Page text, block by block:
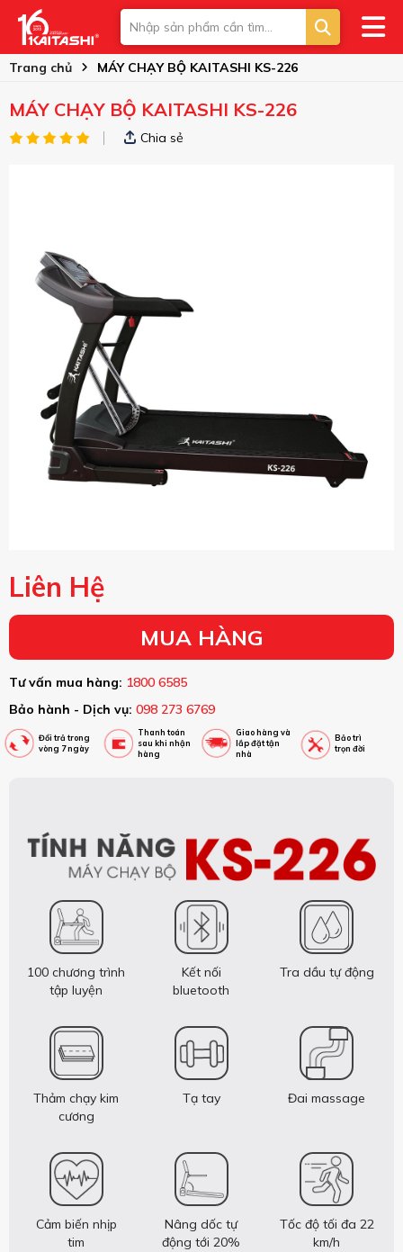
Trang chủ MÁY CHẠY BỘ KAITASHI KS-226
MÁY CHẠY BỘ KAITASHI KS-226
Chia sẻ
Liên Hệ
MUA HÀNG
Tư vấn mua hàng: 1800 6585
Bảo hành - Dịch vụ: 098 273 6769
Đổi trả trong
vòng 7 ngày
Thanh toán
sau khi nhận
hàng
Giao hàng và
lắp đặt tận
nhà
Bảo trì
trọn đời
100 chương trình
tập luyện
Kết nối
bluetooth
Tra dầu tự động
Thảm chạy kim
cương
Tạ tay Đai massage
Cảm biến nhịp
tim
Nâng dốc tự
động tới 20%
Tốc độ tối đa 22
km/h